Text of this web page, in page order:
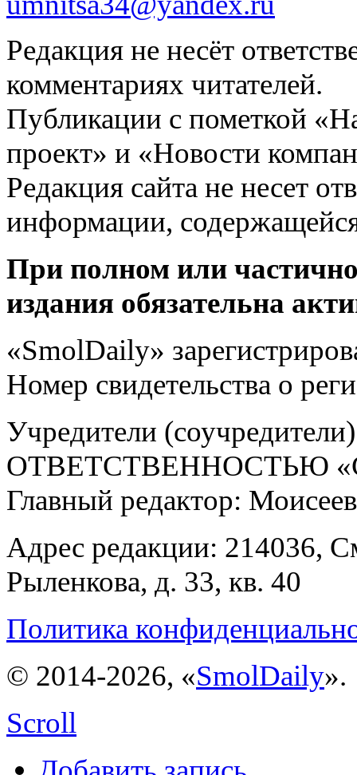
Редакция не несёт
комментариях читателей.
Публикации с пометкой
проект» и «Новости
Редакция сайта не несет
информации,
При полном или
издания обязательна
«SmolDaily»
Номер свидетельства о
Учредители
ОТВЕТСТВЕННОСТЬЮ
Главный редактор:
Адрес редакции: 214036,
Рыленкова, д. 33, кв. 40
Политика
© 2014-2026, «SmolDaily».
Scroll